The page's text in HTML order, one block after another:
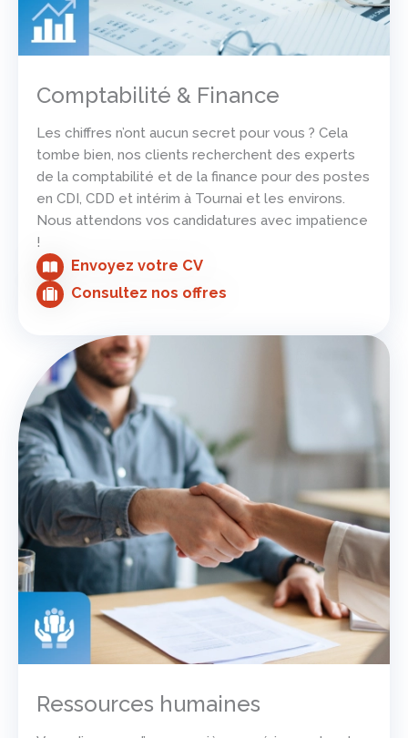
Comptabilité & Finance
Les chiffres n’ont aucun secret pour vous ? Cela
tombe bien, nos clients recherchent des experts
de la comptabilité et de la finance pour des postes
en CDI, CDD et intérim à Tournai et les environs.
Nous attendons vos candidatures avec impatience
!
Envoyez votre CV
Consultez nos offres
Ressources humaines